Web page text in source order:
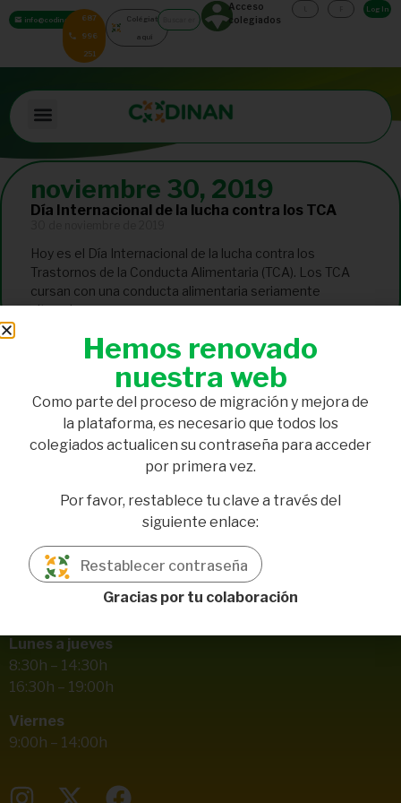
info@codinan.org687
996
251
Colégiate
aquí
Acceso
colegiados
Log In
noviembre 30, 2019
Día Internacional de la lucha contra los TCA
Hoy es el Día Internacional de la lucha contra los
Trastornos de la Conducta Alimentaria (TCA). Los TCA
cursan con una conducta alimentaria seriamente
alterada
41004 Sevilla
954 708 498
687 996 251
info@codinan.org
Lunes a jueves
8:30h – 14:30h
16:30h – 19:00h
Viernes
9:00h – 14:00h
Hemos renovado
nuestra web
Como parte del proceso de migración y mejora de
la plataforma, es necesario que todos los
colegiados actualicen su contraseña para acceder
por primera vez.
Por favor, restablece tu clave a través del
siguiente enlace:
Restablecer contraseña
Gracias por tu colaboración